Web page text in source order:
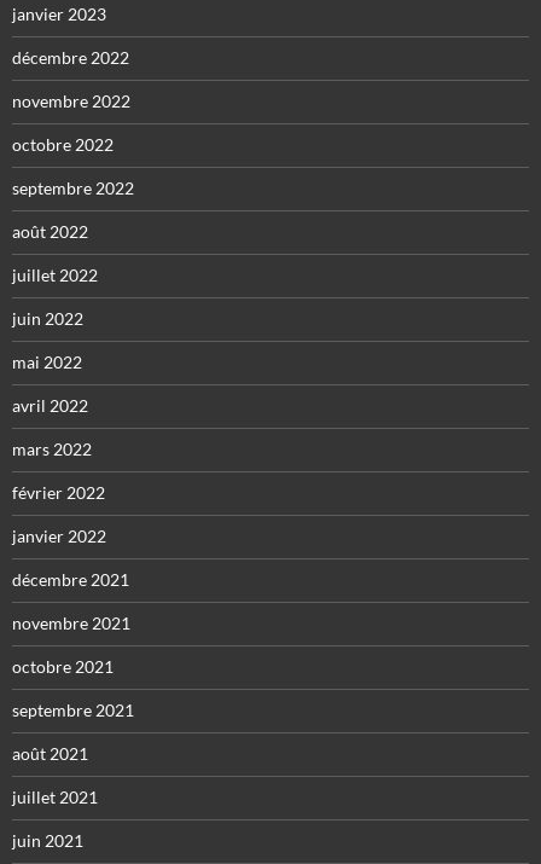
janvier 2023
décembre 2022
novembre 2022
octobre 2022
septembre 2022
août 2022
juillet 2022
juin 2022
mai 2022
avril 2022
mars 2022
février 2022
janvier 2022
décembre 2021
novembre 2021
octobre 2021
septembre 2021
août 2021
juillet 2021
juin 2021